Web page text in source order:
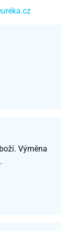
Výměna